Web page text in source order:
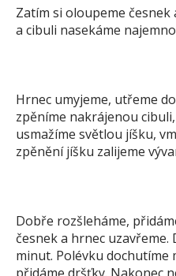
Zatím si oloupeme česnek
a cibuli nasekáme
Hrnec umyjeme, utřeme
zpěníme nakrájenou
usmažíme světlou jíšku,
zpěnění jíšku zalijeme
Dobře rozšleháme,
česnek a hrnec
minut. Polévku